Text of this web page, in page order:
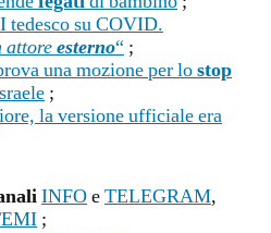
tedesco su COVID.
attoreesterno“ ;
una mozione per lostop
;
la versione ufficiale era
INFOeTELEGRAM,
;